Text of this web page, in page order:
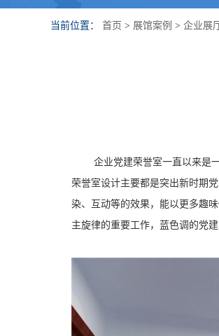
当前位置： 首页 > 展馆案例 > 企业展
企业党建荣誉室一直以来是
荣誉室设计主要都是突出新时期
染、互动等的效果，能以更多趣
主旋律的重要工作，蓝色调的党